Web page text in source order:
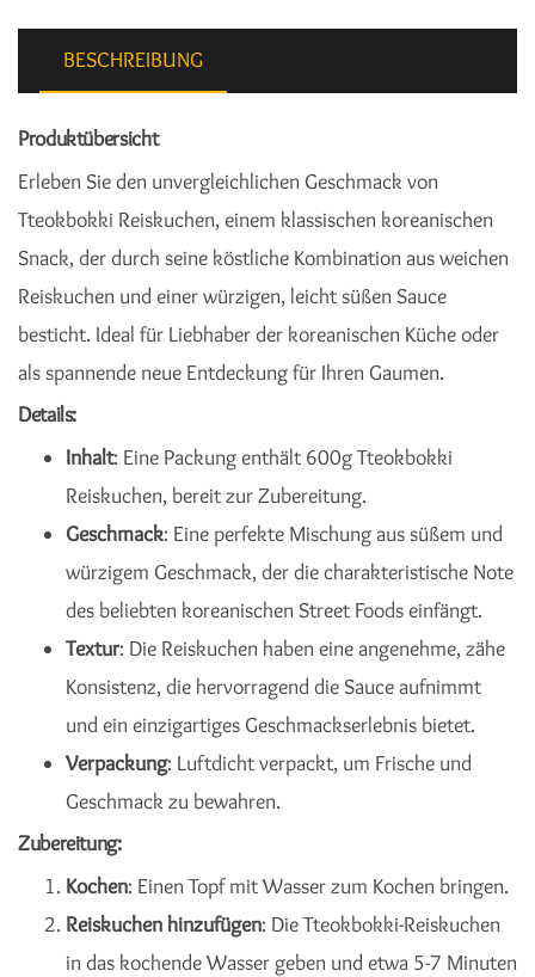
BESCHREIBUNG
Produktübersicht
Erleben Sie den unvergleichlichen Geschmack von
Tteokbokki Reiskuchen, einem klassischen koreanischen
Snack, der durch seine köstliche Kombination aus weichen
Reiskuchen und einer würzigen, leicht süßen Sauce
besticht. Ideal für Liebhaber der koreanischen Küche oder
als spannende neue Entdeckung für Ihren Gaumen.
Details:
Inhalt: Eine Packung enthält 600g Tteokbokki
Reiskuchen, bereit zur Zubereitung.
Geschmack: Eine perfekte Mischung aus süßem und
würzigem Geschmack, der die charakteristische Note
des beliebten koreanischen Street Foods einfängt.
Textur: Die Reiskuchen haben eine angenehme, zähe
Konsistenz, die hervorragend die Sauce aufnimmt
und ein einzigartiges Geschmackserlebnis bietet.
Verpackung: Luftdicht verpackt, um Frische und
Geschmack zu bewahren.
Zubereitung:
Kochen: Einen Topf mit Wasser zum Kochen bringen.
Reiskuchen hinzufügen: Die Tteokbokki-Reiskuchen
in das kochende Wasser geben und etwa 5-7 Minuten